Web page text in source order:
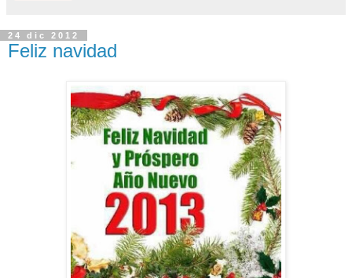
24 dic 2012
Feliz navidad